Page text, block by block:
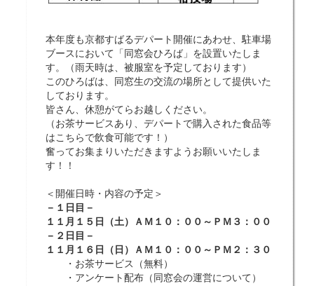
本年度も京都すばるデパート開催にあわせ、駐車場
ブースにおいて「同窓会ひろば」を設置いたしま
す。（雨天時は、被服室を予定しております）
このひろばは、同窓生の交流の場所として提供いた
しております。
皆さん、休憩がてらお越しください。
（お茶サービスあり、デパートで購入された食品等
はこちらで飲食可能です！）
奮ってお集まりいただきますようお願いいたしま
す！！
＜開催日時・内容の予定＞
－１日目－
１１月１５日（土）ＡＭ１０：００～ＰＭ３：００
－２日目－
１１月１６日（日）ＡＭ１０：００～ＰＭ２：３０
・お茶サービス（無料）
・アンケート配布（同窓会の運営について）